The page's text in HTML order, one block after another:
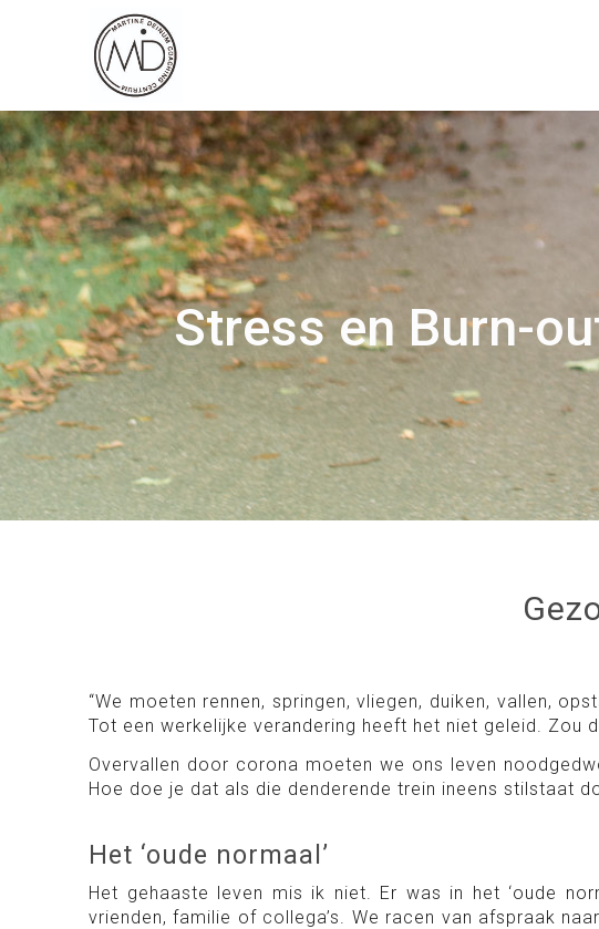
Stress en Burn-
“We moeten rennen, springen, vliegen, duiken, vallen,
Tot een werkelijke verandering heeft het niet geleid. Zou
Overvallen door corona moeten we ons leven
Hoe doe je dat als die denderende trein ineens stilstaat
Het ‘oude normaal’
Het gehaaste leven mis ik niet. Er was in het ‘oude
vrienden, familie of collega’s. We racen van afspraak